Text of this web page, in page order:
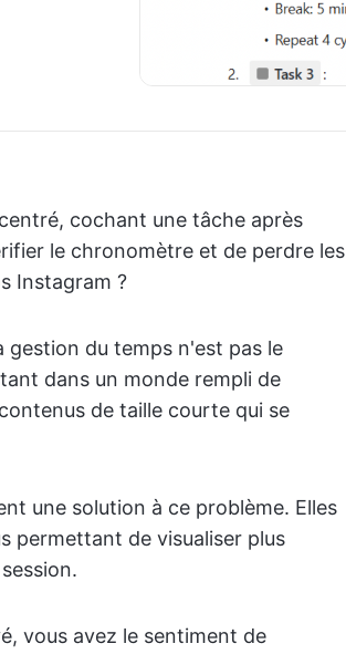
cochant une tâche après
le chronomètre et de perdre les
Instagram ?
gestion du temps n'est pas le
dans un monde rempli de
de taille courte qui se
une solution à ce problème. Elles
permettant de visualiser plus
, vous avez le sentiment de